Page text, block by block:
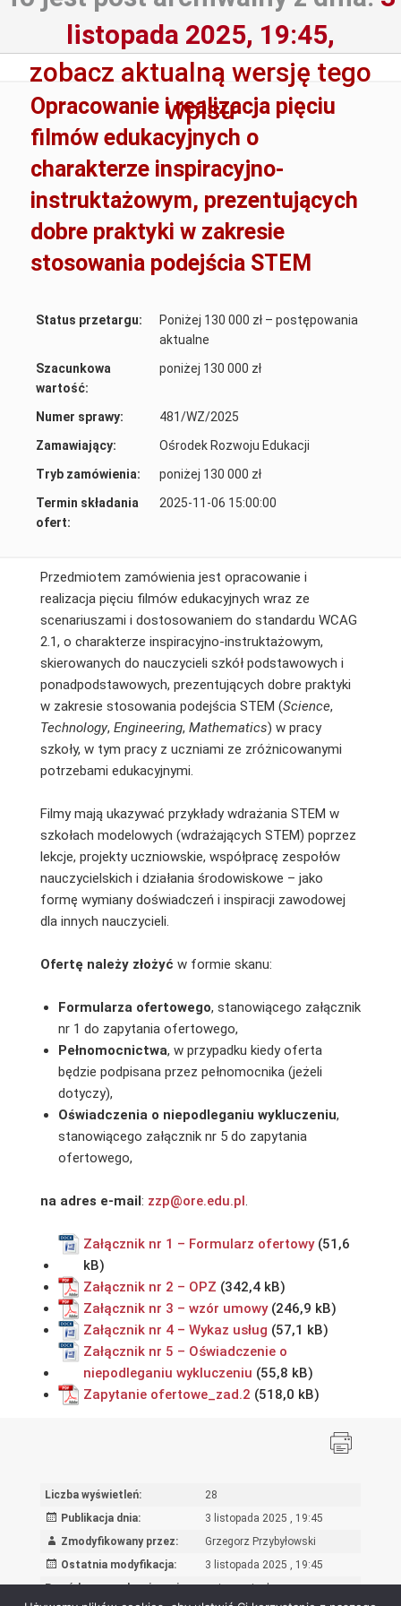
listopada 2025, 19:45,
zobacz aktualną wersję tego
wpisu
Opracowanie i realizacja pięciu
filmów edukacyjnych o
charakterze inspiracyjno-
instruktażowym, prezentujących
dobre praktyki w zakresie
stosowania podejścia STEM
Status przetargu:
Poniżej 130 000 zł – postępowania
aktualne
Szacunkowa
wartość:
poniżej 130 000 zł
Numer sprawy:
481/WZ/2025
Zamawiający:
Ośrodek Rozwoju Edukacji
Tryb zamówienia:
poniżej 130 000 zł
Termin składania
ofert:
2025-11-06 15:00:00
Przedmiotem zamówienia jest opracowanie i
realizacja pięciu filmów edukacyjnych wraz ze
scenariuszami i dostosowaniem do standardu WCAG
2.1, o charakterze inspiracyjno-instruktażowym,
skierowanych do nauczycieli szkół podstawowych i
ponadpodstawowych, prezentujących dobre praktyki
w zakresie stosowania podejścia STEM (Science,
Technology, Engineering, Mathematics) w pracy
szkoły, w tym pracy z uczniami ze zróżnicowanymi
potrzebami edukacyjnymi.
Filmy mają ukazywać przykłady wdrażania STEM w
szkołach modelowych (wdrażających STEM) poprzez
lekcje, projekty uczniowskie, współpracę zespołów
nauczycielskich i działania środowiskowe – jako
formę wymiany doświadczeń i inspiracji zawodowej
dla innych nauczycieli.
Ofertę należy złożyć w formie skanu:
Formularza ofertowego, stanowiącego załącznik
nr 1 do zapytania ofertowego,
Pełnomocnictwa, w przypadku kiedy oferta
będzie podpisana przez pełnomocnika (jeżeli
dotyczy),
Oświadczenia o niepodleganiu wykluczeniu,
stanowiącego załącznik nr 5 do zapytania
ofertowego,
na adres e-mail: zzp@ore.edu.pl.
Załącznik nr 1 – Formularz ofertowy
Załącznik nr 2 – OPZ
Załącznik nr 3 – wzór umowy
Załącznik nr 4 – Wykaz usług
Załącznik nr 5 – Oświadczenie o
niepodleganiu wykluczeniu
Zapytanie ofertowe_zad.2
Liczba wyświetleń:
28
Publikacja dnia:
3 listopada 2025 , 19:45
Zmodyfikowany przez:
Grzegorz Przybyłowski
Ostatnia modyfikacja:
3 listopada 2025 , 19:45
Powód wprowadzenia zmian:
wpis oryginalny